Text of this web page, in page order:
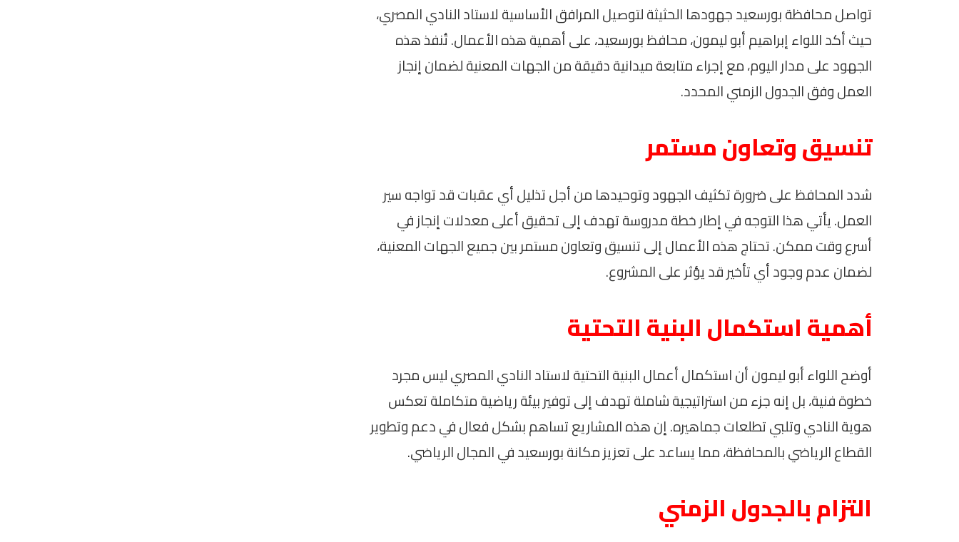
تواصل محافظة بورسعيد جهودها الحثيثة لتوصيل المرافق الأساسية لاستاد النادي المصري،
حيث أكد اللواء إبراهيم أبو ليمون، محافظ بورسعيد، على أهمية هذه الأعمال. تُنفذ هذه
الجهود على مدار اليوم، مع إجراء متابعة ميدانية دقيقة من الجهات المعنية لضمان إنجاز
العمل وفق الجدول الزمني المحدد.
تنسيق وتعاون مستمر
شدد المحافظ على ضرورة تكثيف الجهود وتوحيدها من أجل تذليل أي عقبات قد تواجه سير
العمل. يأتي هذا التوجه في إطار خطة مدروسة تهدف إلى تحقيق أعلى معدلات إنجاز في
أسرع وقت ممكن. تحتاج هذه الأعمال إلى تنسيق وتعاون مستمر بين جميع الجهات المعنية،
لضمان عدم وجود أي تأخير قد يؤثر على المشروع.
أهمية استكمال البنية التحتية
أوضح اللواء أبو ليمون أن استكمال أعمال البنية التحتية لاستاد النادي المصري ليس مجرد
خطوة فنية، بل إنه جزء من استراتيجية شاملة تهدف إلى توفير بيئة رياضية متكاملة تعكس
هوية النادي وتلبي تطلعات جماهيره. إن هذه المشاريع تساهم بشكل فعال في دعم وتطوير
القطاع الرياضي بالمحافظة، مما يساعد على تعزيز مكانة بورسعيد في المجال الرياضي.
التزام بالجدول الزمني